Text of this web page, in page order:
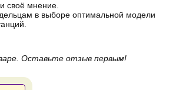
своё мнение.
в выборе оптимальной модели
Оставьте отзыв первым!